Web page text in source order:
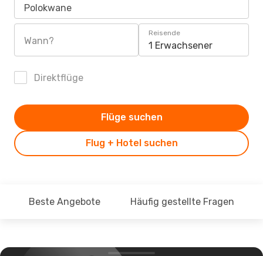
Polokwane
Wann?
Reisende
1 Erwachsener
Direktflüge
Flug + Hotel suchen
Flüge suchen
Beste Angebote Häufig gestellte Fragen